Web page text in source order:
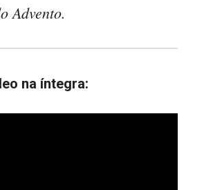
Advento.
na íntegra: